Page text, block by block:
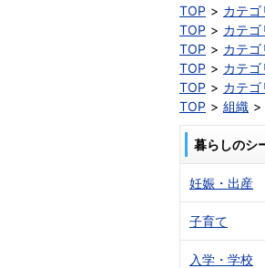
TOP
カテゴ
TOP
カテゴ
TOP
カテゴ
TOP
カテゴ
TOP
カテゴ
TOP
組織
暮らしのシ
妊娠・出産
子育て
入学・学校